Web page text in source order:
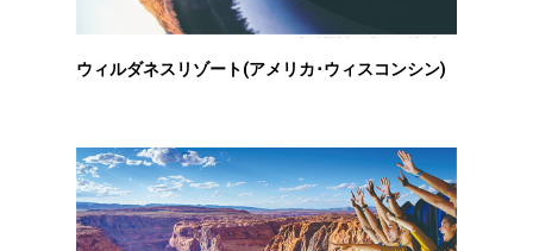
ウィルダネスリゾート(アメリカ･ウィスコンシン)